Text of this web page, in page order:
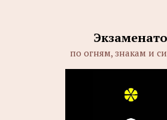
по огням, знакам и